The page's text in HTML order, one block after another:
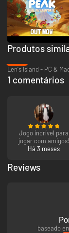
RECEBE CRACHÁS
com dezenas de
desbloquear.
O multijogador em
Produtos
Len's Island - PC &
1 comentários
Jogo incrível para
jogar com amigos!
Há 3 meses
Reviews
baseado